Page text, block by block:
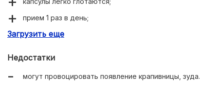
прием 1 раз в день;
укрепляют иммунитет;
Загрузить еще
Недостатки
могут провоцировать появление крапивницы, зуда.